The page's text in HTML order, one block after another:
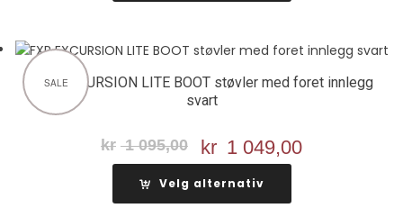
695,00.
395,00.
SALE
FXR EXCURSION LITE BOOT støvler med foret innlegg
svart
kr 1 095,00
Opprinnelig
pris
kr 1 049,00Nåværende
Velg alternativ